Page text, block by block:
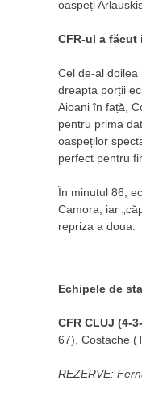
oaspeți
CFR-ul a
Cel de-al doilea
dreapta porții
Aioani în față,
pentru prima
oaspeților
perfect pentru
În minutul 86,
Camora, iar
repriza a doua.
Echipele de
CFR CLUJ (4-
67), Costache
REZERVE: